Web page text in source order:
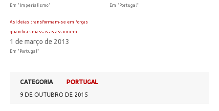
Em "Imperialismo" Em "Portugal"
As ideias transformam-se em forças
quando as massas as assumem
1 de março de 2013
Em "Portugal"
CATEGORIA
PORTUGAL
9 DE OUTUBRO DE 2015